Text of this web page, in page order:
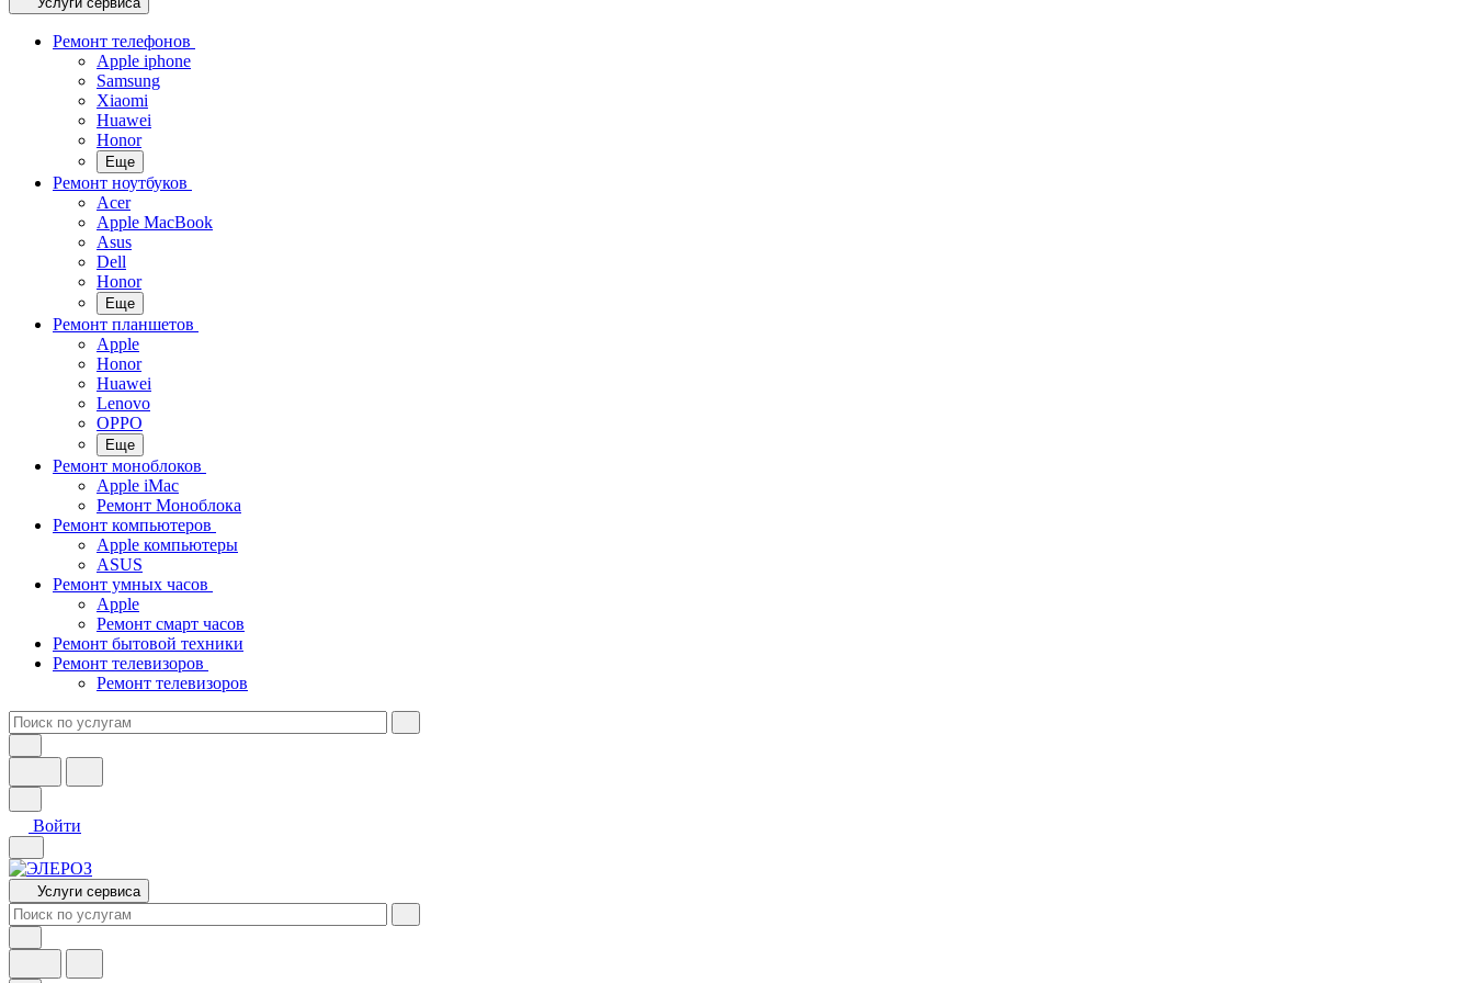
Ремонт телефонов
Apple iphone
Samsung
Xiaomi
Huawei
Honor
Еще
Ремонт ноутбуков
Acer
Apple MacBook
Asus
Dell
Honor
Еще
Ремонт планшетов
Apple
Honor
Huawei
Lenovo
OPPO
Еще
Ремонт моноблоков
Apple iMac
Ремонт Моноблока
Ремонт компьютеров
Apple компьютеры
ASUS
Ремонт умных часов
Apple
Ремонт смарт часов
Ремонт бытовой техники
Ремонт телевизоров
Ремонт телевизоров
Войти
Услуги сервиса